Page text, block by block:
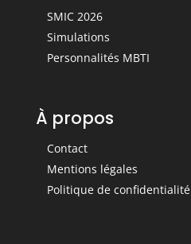
SMIC 2026
Simulations
Personnalités MBTI
À propos
Contact
Mentions légales
Politique de confidentialité